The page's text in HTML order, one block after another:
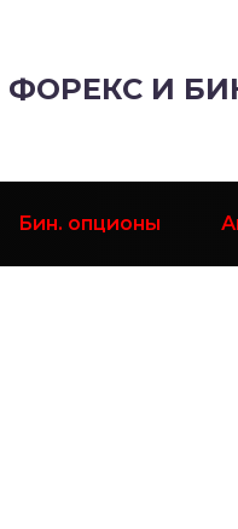
ФОРЕКС И
Бин. опционы